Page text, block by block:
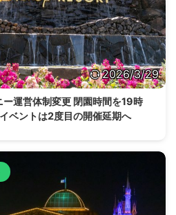
2026/3/29
ー運営体制変更 閉園時間を19時
ベントは2度目の開催延期へ